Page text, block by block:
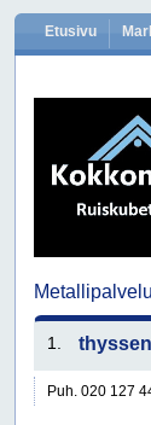
Etusivu
1.
Puh. 020 127